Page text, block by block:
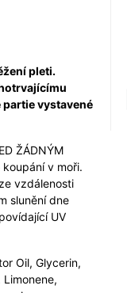
pleti.
vystavené
ŽÁDNÝM
koupání v moři.
vzdálenosti
slunění dne
UV
Oil, Glycerin,